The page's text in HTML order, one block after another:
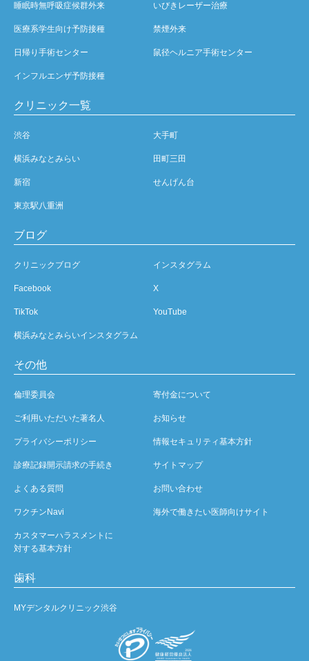
睡眠時無呼吸症候群外来 いびきレーザー治療
医療系学生向け予防接種 禁煙外来
日帰り手術センター 鼠径ヘルニア手術センター
インフルエンザ予防接種
クリニック一覧
渋谷 大手町
横浜みなとみらい 田町三田
新宿 せんげん台
東京駅八重洲
ブログ
クリニックブログ インスタグラム
Facebook X
TikTok YouTube
横浜みなとみらいインスタグラム
その他
倫理委員会 寄付金について
ご利用いただいた著名人 お知らせ
プライバシーポリシー 情報セキュリティ基本方針
診療記録開示請求の手続き サイトマップ
よくある質問 お問い合わせ
ワクチンNavi 海外で働きたい医師向けサイト
カスタマーハラスメントに
対する基本方針
歯科
MYデンタルクリニック渋谷